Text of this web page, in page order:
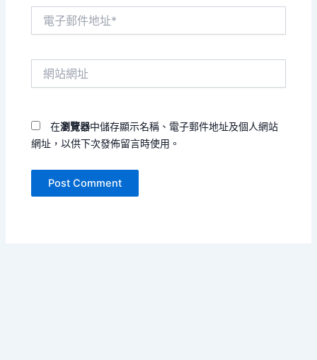
在瀏覽器中儲存顯示名稱、電子郵件地址及個人網站
網址，以供下次發佈留言時使用。